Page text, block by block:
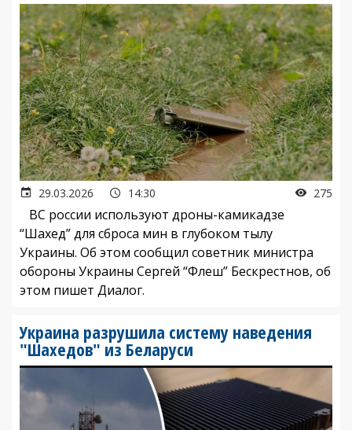
29.03.2026 14:30 275
ВС россии используют дроны-камикадзе
“Шахед” для сброса мин в глубоком тылу
Украины. Об этом сообщил советник министра
обороны Украины Сергей “Флеш” Бескрестнов, об
этом пишет Диалог.
Украина разрушила систему наведения
"Шахедов" из Беларуси